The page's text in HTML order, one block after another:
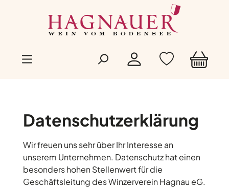
Datenschutzerklärung
Wir freuen uns sehr über Ihr Interesse an
unserem Unternehmen. Datenschutz hat einen
besonders hohen Stellenwert für die
Geschäftsleitung des Winzerverein Hagnau eG.